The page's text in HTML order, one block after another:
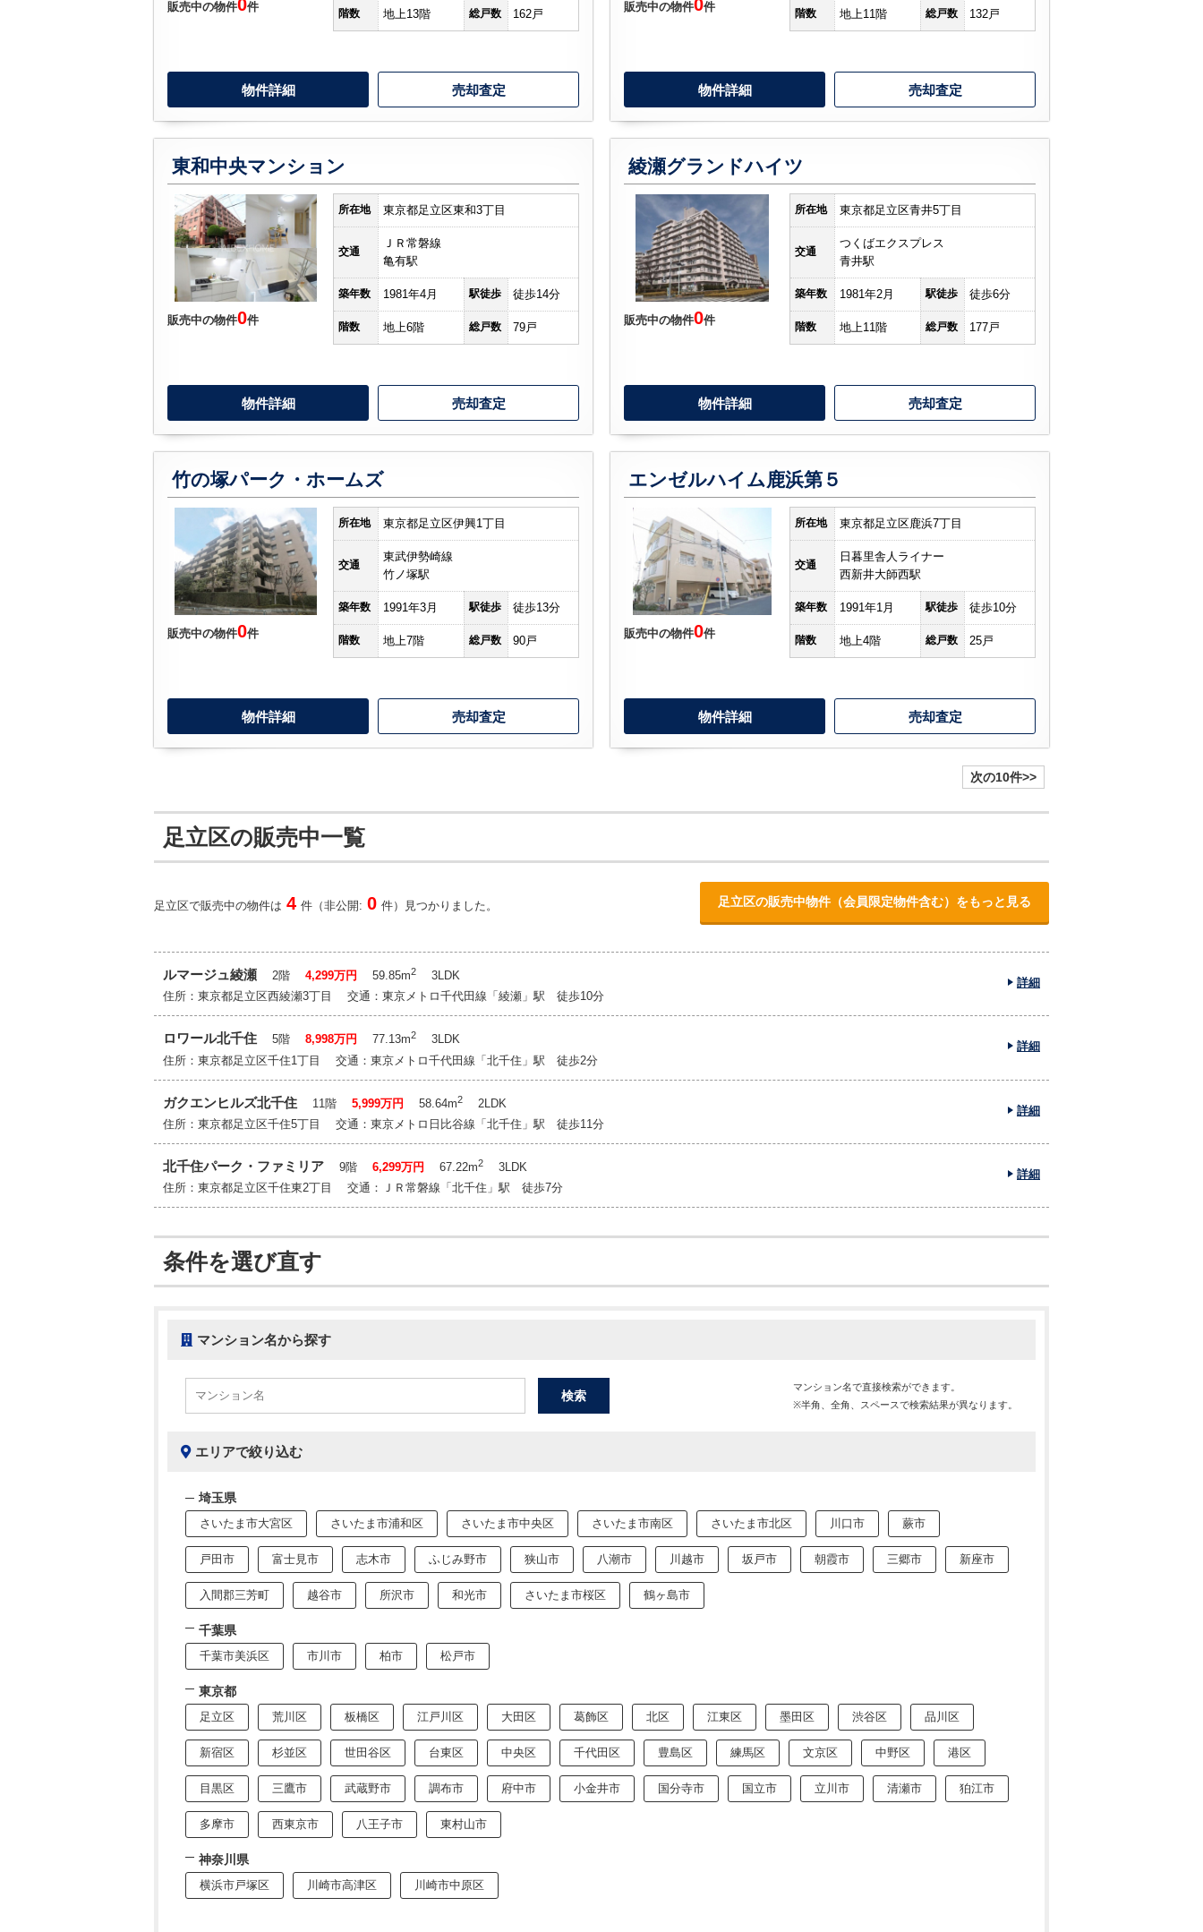
販売中の物件0件 階数 地上13階 総戸数 162戸
物件詳細 売却査定
販売中の物件0件 階数 地上11階 総戸数 132戸
物件詳細 売却査定
東和中央マンション
販売中の物件0件
所在地 東京都足立区東和3丁目
交通
ＪＲ常磐線
亀有駅
築年数 1981年4月 駅徒歩 徒歩14分
階数 地上6階 総戸数 79戸
物件詳細 売却査定
綾瀬グランドハイツ
販売中の物件0件
所在地 東京都足立区青井5丁目
交通
つくばエクスプレス
青井駅
築年数 1981年2月 駅徒歩 徒歩6分
階数 地上11階 総戸数 177戸
物件詳細 売却査定
竹の塚パーク・ホームズ
販売中の物件0件
所在地 東京都足立区伊興1丁目
交通
東武伊勢崎線
竹ノ塚駅
築年数 1991年3月 駅徒歩 徒歩13分
階数 地上7階 総戸数 90戸
物件詳細 売却査定
エンゼルハイム鹿浜第５
販売中の物件0件
所在地 東京都足立区鹿浜7丁目
交通
日暮里舎人ライナー
西新井大師西駅
築年数 1991年1月 駅徒歩 徒歩10分
階数 地上4階 総戸数 25戸
物件詳細 売却査定
次の10件>>
足立区の販売中一覧
足立区で販売中の物件は 4 件（非公開: 0 件）見つかりました。 足立区の販売中物件（会員限定物件含む）をもっと見る
ルマージュ綾瀬 2階 4,299万円 59.85m2
3LDK
住所：東京都足立区西綾瀬3丁目 交通：東京メトロ千代田線「綾瀬」駅 徒歩10分
詳細
ロワール北千住 5階 8,998万円 77.13m2
3LDK
住所：東京都足立区千住1丁目 交通：東京メトロ千代田線「北千住」駅 徒歩2分
詳細
ガクエンヒルズ北千住 11階 5,999万円 58.64m2
2LDK
住所：東京都足立区千住5丁目 交通：東京メトロ日比谷線「北千住」駅 徒歩11分
詳細
北千住パーク・ファミリア 9階 6,299万円 67.22m2
3LDK
住所：東京都足立区千住東2丁目 交通：ＪＲ常磐線「北千住」駅 徒歩7分
詳細
条件を選び直す
マンション名から探す
マンション名で直接検索ができます。
※半角、全角、スペースで検索結果が異なります。
エリアで絞り込む
埼玉県
さいたま市大宮区 さいたま市浦和区 さいたま市中央区 さいたま市南区 さいたま市北区 川口市 蕨市
戸田市 富士見市 志木市 ふじみ野市 狭山市 八潮市 川越市 坂戸市 朝霞市 三郷市 新座市
入間郡三芳町 越谷市 所沢市 和光市 さいたま市桜区 鶴ヶ島市
千葉県
千葉市美浜区 市川市 柏市 松戸市
東京都
足立区 荒川区 板橋区 江戸川区 大田区 葛飾区 北区 江東区 墨田区 渋谷区 品川区
新宿区 杉並区 世田谷区 台東区 中央区 千代田区 豊島区 練馬区 文京区 中野区 港区
目黒区 三鷹市 武蔵野市 調布市 府中市 小金井市 国分寺市 国立市 立川市 清瀬市 狛江市
多摩市 西東京市 八王子市 東村山市
神奈川県
横浜市戸塚区 川崎市高津区 川崎市中原区